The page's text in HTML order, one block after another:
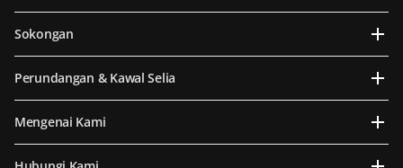
Sokongan
Perundangan & Kawal Selia
Mengenai Kami